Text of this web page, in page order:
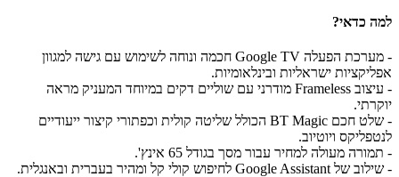
למה כדאי?
- מערכת הפעלה Google TV חכמה ונוחה לשימוש עם גישה למגוון
אפליקציות ישראליות ובינלאומיות.
- עיצוב Frameless מודרני עם שוליים דקים במיוחד המעניק מראה
יוקרתי.
- שלט חכם BT Magic הכולל שליטה קולית וכפתורי קיצור ייעודיים
לנטפליקס ויוטיוב.
- תמורה מעולה למחיר עבור מסך בגודל 65 אינץ'.
- שילוב של Google Assistant לחיפוש קולי קל ומהיר בעברית ובאנגלית.